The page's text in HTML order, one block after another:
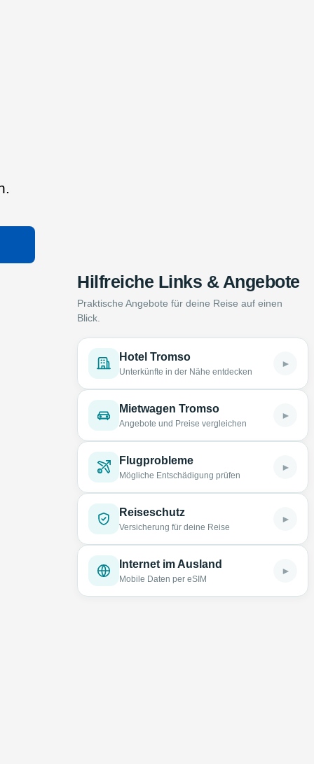
Hilfreiche Links & Angebote
Praktische Angebote für deine Reise auf einen
Blick.
Hotel Tromso
Unterkünfte in der Nähe entdecken
►
Mietwagen Tromso
Angebote und Preise vergleichen
►
Flugprobleme
Mögliche Entschädigung prüfen
►
Reiseschutz
Versicherung für deine Reise
►
Internet im Ausland
Mobile Daten per eSIM
►